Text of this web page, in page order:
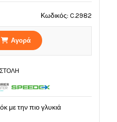
Κωδικός: C.2982
Αγορά
με την πιο γλυκιά